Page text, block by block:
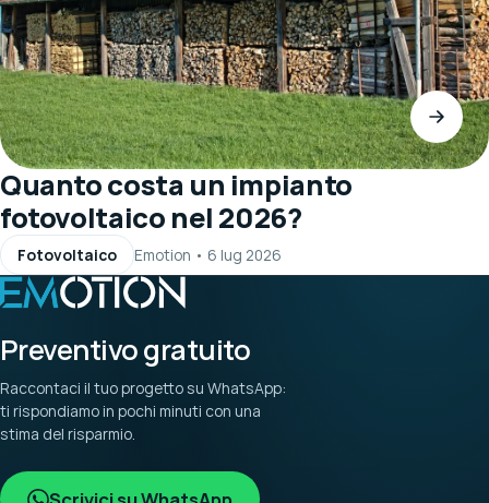
Quanto costa un impianto
fotovoltaico nel 2026?
Fotovoltaico Emotion • 6 lug 2026
Preventivo gratuito
Raccontaci il tuo progetto su WhatsApp:
ti rispondiamo in pochi minuti con una
stima del risparmio.